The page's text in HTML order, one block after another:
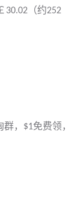
30.02（约252
，$1免费领，